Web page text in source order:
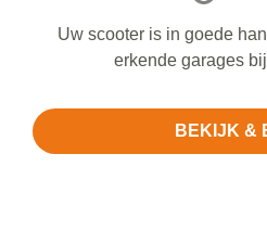
Uw scooter is in goede
erkende garages
BEKIJK &